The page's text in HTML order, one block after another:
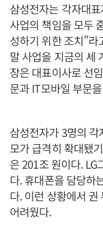
삼성전자는 각자대
사업의 책임을 모두
성하기 위한 조치”
말 사업을 지금의 세
장은 대표이사로 선
문과 IT모바일 부문
삼성전자가 3명의
모가 급격히 확대됐
은 201조 원이다. LG
다. 휴대폰을 담당하
다. 이런 상황에서
어려웠다.